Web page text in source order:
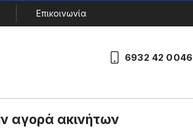
Επικοινωνία
6932 42 0046
αγορά ακινήτων